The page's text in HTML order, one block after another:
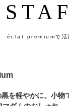
éclat premiumで活
黒を軽やかに。小物